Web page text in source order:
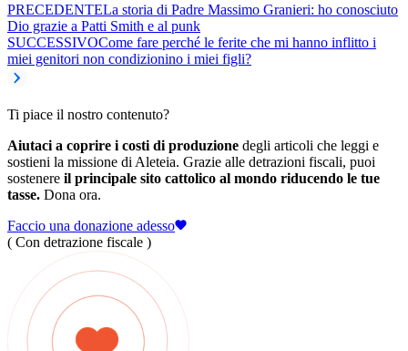
PRECEDENTELa storia di Padre Massimo Granieri: ho conosciuto
Dio grazie a Patti Smith e al punk
SUCCESSIVOCome fare perché le ferite che mi hanno inflitto i
miei genitori non condizionino i miei figli?
Ti piace il nostro contenuto?
Aiutaci a coprire i costi di produzione degli articoli che leggi e
sostieni la missione di Aleteia. Grazie alle detrazioni fiscali, puoi
sostenere il principale sito cattolico al mondo riducendo le tue
tasse. Dona ora.
Faccio una donazione adesso
( Con detrazione fiscale )